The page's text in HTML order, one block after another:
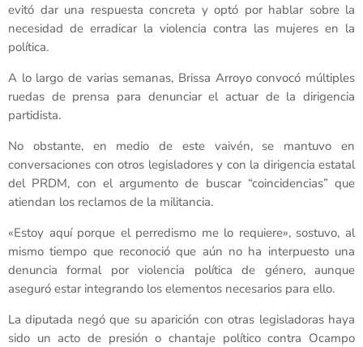
evitó dar una respuesta concreta y optó por hablar sobre la
necesidad de erradicar la violencia contra las mujeres en la
política.
A lo largo de varias semanas, Brissa Arroyo convocó múltiples
ruedas de prensa para denunciar el actuar de la dirigencia
partidista.
No obstante, en medio de este vaivén, se mantuvo en
conversaciones con otros legisladores y con la dirigencia estatal
del PRDM, con el argumento de buscar “coincidencias” que
atiendan los reclamos de la militancia.
«Estoy aquí porque el perredismo me lo requiere», sostuvo, al
mismo tiempo que reconoció que aún no ha interpuesto una
denuncia formal por violencia política de género, aunque
aseguró estar integrando los elementos necesarios para ello.
La diputada negó que su aparición con otras legisladoras haya
sido un acto de presión o chantaje político contra Ocampo